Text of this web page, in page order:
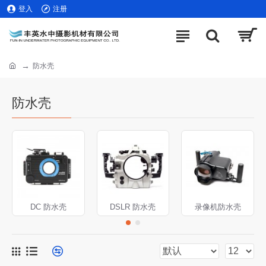
登入 注册
防水壳
防水壳
DC 防水壳 DSLR 防水壳 录像机防水壳